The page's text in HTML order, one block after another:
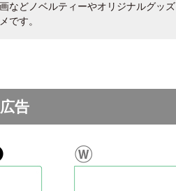
などノベルティーやオリジナルグッズ
です。
告